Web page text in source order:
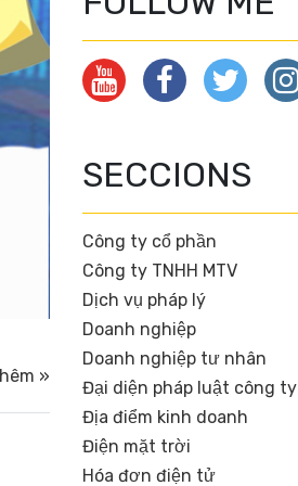
»
SECCIONS
Công ty cổ phần
Công ty TNHH MTV
Dịch vụ pháp lý
Doanh nghiệp
Doanh nghiệp tư nhân
Đại diện pháp luật công ty
Địa điểm kinh doanh
Điện mặt trời
Hóa đơn điện tử